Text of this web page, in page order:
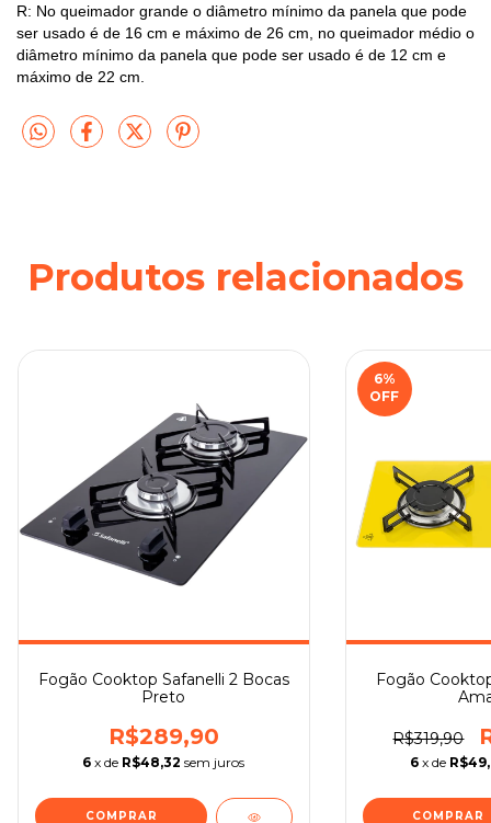
R: No queimador grande o diâmetro mínimo da panela que pode
ser usado é de 16 cm e máximo de 26 cm, no queimador médio o
diâmetro mínimo da panela que pode ser usado é de 12 cm e
máximo de 22 cm.
Produtos relacionados
Fogão Cooktop Safanelli 2 Bocas
Preto
R$289,90
6 x de R$48,32 sem juros
6%
OFF
Fogão
R$319,90
6 x de